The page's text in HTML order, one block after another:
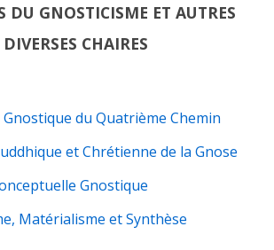
DU GNOSTICISME ET AUTRES
DIVERSES CHAIRES
du Quatrième Chemin
et Chrétienne de la Gnose
Gnostique
Matérialisme et Synthèse